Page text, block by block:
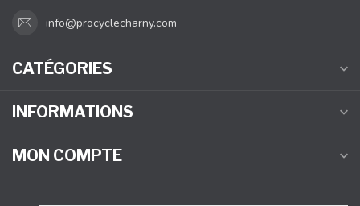
info@procyclecharny.com
CATÉGORIES
INFORMATIONS
MON COMPTE